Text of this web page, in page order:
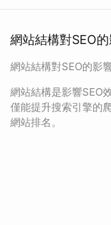
網站結構對SEO
網站結構對SEO的影
網站結構是影響SEO
僅能提升搜索引擎的
網站排名。